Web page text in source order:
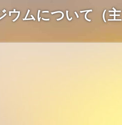
ウムについて（主